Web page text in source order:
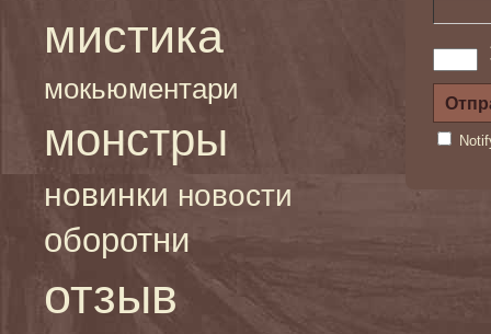
мистика
мокьюментари
монстры
новинки новости
оборотни
отзыв